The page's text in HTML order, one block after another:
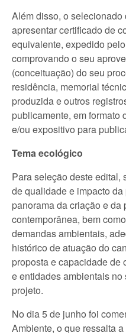
Além disso, o
apresentar certificado de
equivalente, expedido
comprovando o seu
(conceituação) do seu
residência, memorial
produzida e outros
publicamente, em formato
e/ou expositivo para
Tema ecológico
Para seleção deste edital,
de qualidade e impacto
panorama da criação e da
contemporânea, bem
demandas ambientais,
histórico de atuação do
proposta e capacidade de
e entidades ambientais
projeto.
No dia 5 de junho foi
Ambiente, o que ressalta